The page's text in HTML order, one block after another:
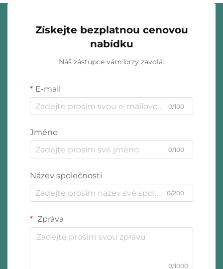
Získejte bezplatnou cenovou
nabídku
Náš zástupce vám brzy zavolá.
E-mail
0/100
Jméno
0/100
Název společnosti
0/200
Zpráva
0/1000